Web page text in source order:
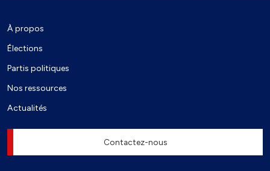
À propos
Élections
Partis politiques
Nos ressources
Actualités
Contactez-nous